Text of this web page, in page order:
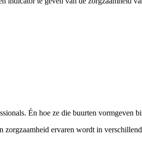
Én hoe ze die buurten vormgeven
ervaren wordt in